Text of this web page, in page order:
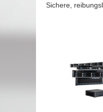
Sichere,